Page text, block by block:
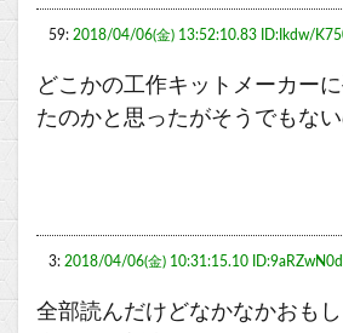
59: 2018/04/06(金) 13:52:10.83 ID:Ikdw/
どこかの工作キットメーカー
たのかと思ったがそうでもな
3: 2018/04/06(金) 10:31:15.10
全部読んだけどなかなかおも